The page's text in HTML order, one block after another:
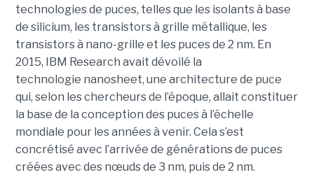
technologies de puces, telles que les isolants à base
de silicium, les transistors à grille métallique, les
transistors à nano-grille et les puces de 2 nm. En
2015, IBM Research avait dévoilé la
technologie nanosheet, une architecture de puce
qui, selon les chercheurs de l’époque, allait constituer
la base de la conception des puces à l’échelle
mondiale pour les années à venir. Cela s’est
concrétisé avec l’arrivée de générations de puces
créées avec des nœuds de 3 nm, puis de 2 nm.